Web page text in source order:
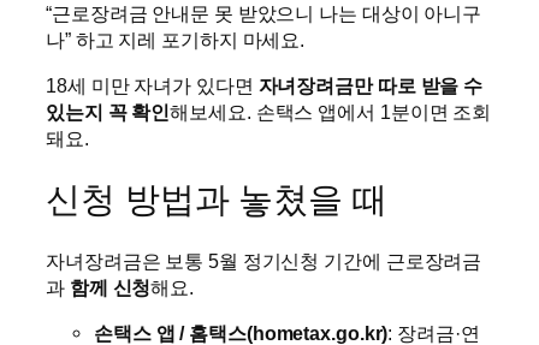
“근로장려금 안내문 못 받았으니 나는 대상이 아니구
나” 하고 지레 포기하지 마세요.
18세 미만 자녀가 있다면 자녀장려금만 따로 받을 수
있는지 꼭 확인해보세요. 손택스 앱에서 1분이면 조회
돼요.
신청 방법과 놓쳤을 때
자녀장려금은 보통 5월 정기신청 기간에 근로장려금
과 함께 신청해요.
손택스 앱 / 홈택스(hometax.go.kr): 장려금·연